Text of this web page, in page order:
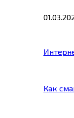
Как